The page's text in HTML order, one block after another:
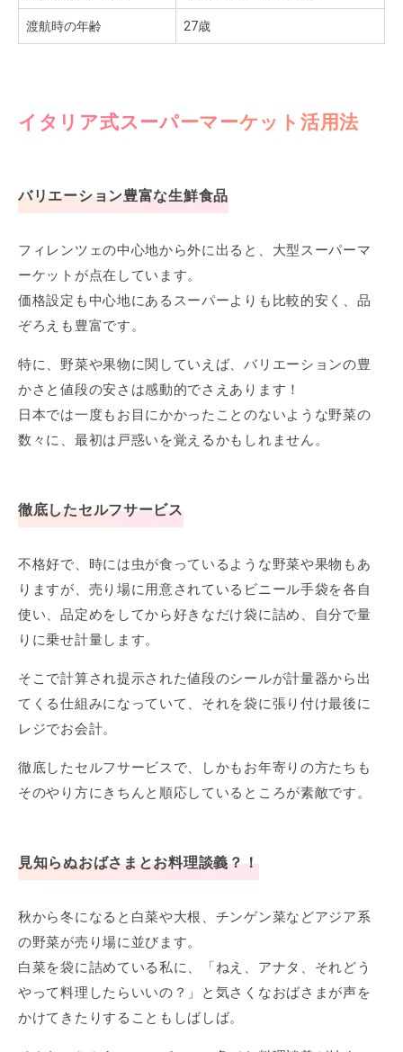
渡航時の年齢 27歳
イタリア式スーパーマーケット活用法
バリエーション豊富な生鮮食品
フィレンツェの中心地から外に出ると、大型スーパーマ
ーケットが点在しています。
価格設定も中心地にあるスーパーよりも比較的安く、品
ぞろえも豊富です。
特に、野菜や果物に関していえば、バリエーションの豊
かさと値段の安さは感動的でさえあります！
日本では一度もお目にかかったことのないような野菜の
数々に、最初は戸惑いを覚えるかもしれません。
徹底したセルフサービス
不格好で、時には虫が食っているような野菜や果物もあ
りますが、売り場に用意されているビニール手袋を各自
使い、品定めをしてから好きなだけ袋に詰め、自分で量
りに乗せ計量します。
そこで計算され提示された値段のシールが計量器から出
てくる仕組みになっていて、それを袋に張り付け最後に
レジでお会計。
徹底したセルフサービスで、しかもお年寄りの方たちも
そのやり方にきちんと順応しているところが素敵です。
見知らぬおばさまとお料理談義？！
秋から冬になると白菜や大根、チンゲン菜などアジア系
の野菜が売り場に並びます。
白菜を袋に詰めている私に、「ねえ、アナタ、それどう
やって料理したらいいの？」と気さくなおばさまが声を
かけてきたりすることもしばしば。